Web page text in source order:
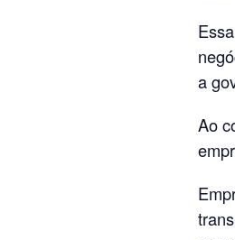
a
Ao